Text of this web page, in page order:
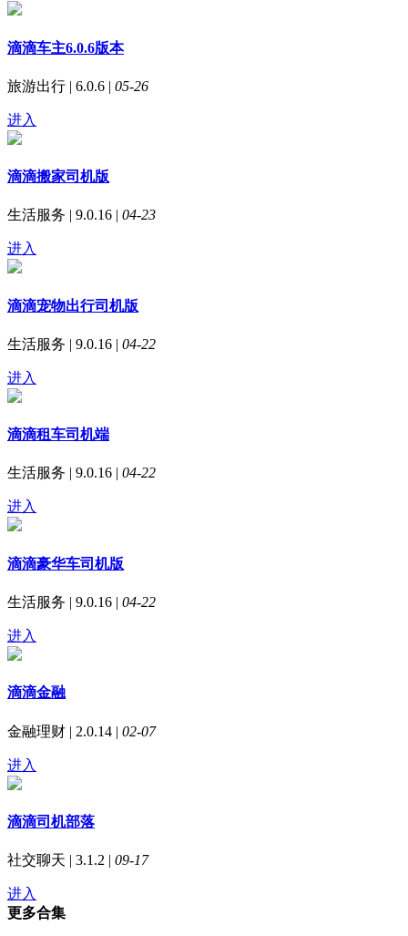
滴滴车主6.0.6版本
旅游出行 | 6.0.6 | 05-26
进入
滴滴搬家司机版
生活服务 | 9.0.16 | 04-23
进入
滴滴宠物出行司机版
生活服务 | 9.0.16 | 04-22
进入
滴滴租车司机端
生活服务 | 9.0.16 | 04-22
进入
滴滴豪华车司机版
生活服务 | 9.0.16 | 04-22
进入
滴滴金融
金融理财 | 2.0.14 | 02-07
进入
滴滴司机部落
社交聊天 | 3.1.2 | 09-17
进入
更多合集